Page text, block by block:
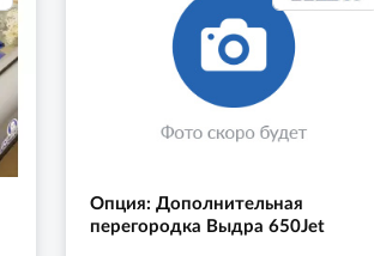
Опция: Дополнительная
перегородка Выдра 650Jet